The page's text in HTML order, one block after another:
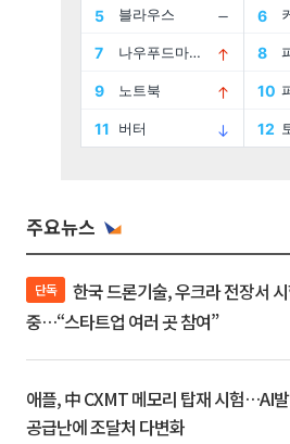
주요뉴스
단독
중…“스타트업 여러 곳 참여”
애플, 中 CXMT 메모리 탑재 시험…AI발
공급난에 조달처 다변화